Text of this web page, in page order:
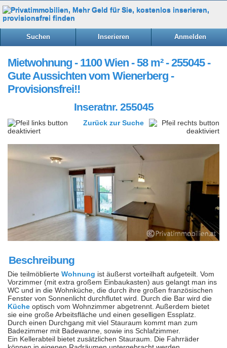
Suchen Inserieren Anmelden
Mietwohnung - 1100 Wien - 58 m² - 255045 -
Gute Aussichten vom Wienerberg -
Provisionsfrei!!
Inseratnr. 255045
Zurück zur Suche
Beschreibung
Die teilmöblierte Wohnung ist äußerst vorteilhaft aufgeteilt. Vom
Vorzimmer (mit extra großem Einbaukasten) aus gelangt man ins
WC und in die Wohnküche, die durch ihre großen französischen
Fenster von Sonnenlicht durchflutet wird. Durch die Bar wird die
Küche optisch vom Wohnzimmer abgetrennt. Außerdem bietet
sie eine große Arbeitsfläche und einen geselligen Essplatz.
Durch einen Durchgang mit viel Stauraum kommt man zum
Badezimmer mit Badewanne, sowie ins Schlafzimmer.
Ein Kellerabteil bietet zusätzlichen Stauraum. Die Fahrräder